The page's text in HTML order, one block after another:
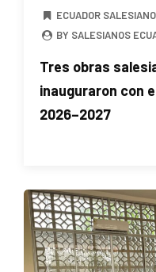
ECUADOR SALESIANO
BY SALESIANOS
Tres obras
inauguraron con
2026–2027